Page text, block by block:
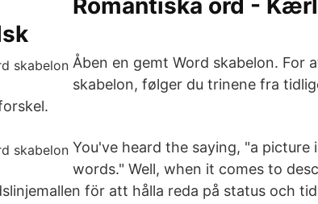
Romantiska ord -
Åben en gemt Word skabelon. For
skabelon, følger du trinene fra
You've heard the saying, "a picture
words." Well, when it comes to
för att hålla reda på status och